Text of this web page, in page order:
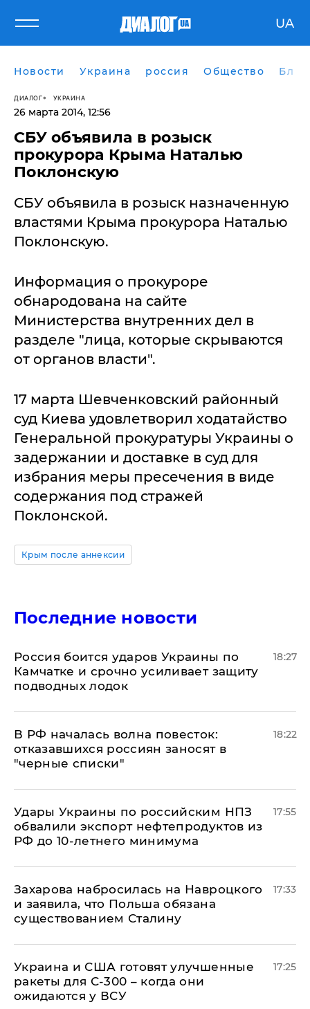
UA
Новости Украина россия Общество
ДИАЛОГ УКРАИНА
26 марта 2014, 12:56
СБУ объявила в розыск
прокурора Крыма Наталью
Поклонскую
СБУ объявила в розыск назначенную
властями Крыма прокурора Наталью
Поклонскую.
Информация о прокуроре
обнародована на сайте
Министерства внутренних дел в
разделе "лица, которые скрываются
от органов власти".
17 марта Шевченковский районный
суд Киева удовлетворил ходатайство
Генеральной прокуратуры Украины о
задержании и доставке в суд для
избрания меры пресечения в виде
содержания под стражей
Поклонской.
Крым после аннексии
Последние новости
Россия боится ударов Украины по
Камчатке и срочно усиливает защиту
подводных лодок
18:27
​В РФ началась волна повесток:
отказавшихся россиян заносят в
"черные списки"
18:22
Удары Украины по российским НПЗ
обвалили экспорт нефтепродуктов из
РФ до 10-летнего минимума
17:55
​Захарова набросилась на Навроцкого
и заявила, что Польша обязана
существованием Сталину
17:33
Украина и США готовят улучшенные
ракеты для С-300 – когда они
ожидаются у ВСУ
17:25